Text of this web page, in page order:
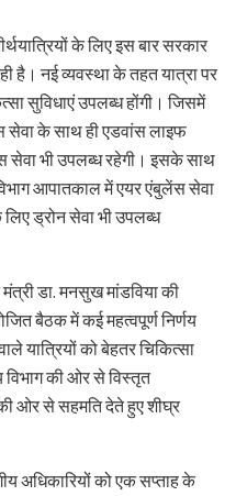
के लिए इस बार सरकार
है। नई व्यवस्था के तहत यात्रा पर
सुविधाएं उपलब्ध होंगी। जिसमें
सेवा के साथ ही एडवांस लाइफ
सेवा भी उपलब्ध रहेगी। इसके साथ
आपातकाल में एयर एंबुलेंस सेवा
ड्रोन सेवा भी उपलब्ध
डा. मनसुख मांडविया की
बैठक में कई महत्वपूर्ण निर्णय
यात्रियों को बेहतर चिकित्सा
की ओर से विस्तृत
ओर से सहमति देते हुए शीघ्र
अधिकारियों को एक सप्ताह के